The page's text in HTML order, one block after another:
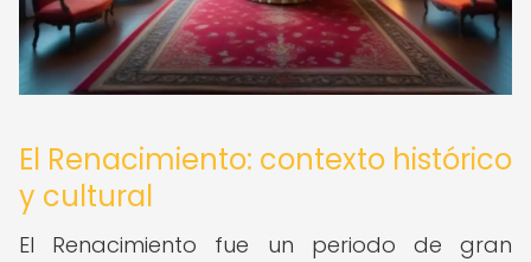
El Renacimiento: contexto histórico
y cultural
El Renacimiento fue un periodo de gran